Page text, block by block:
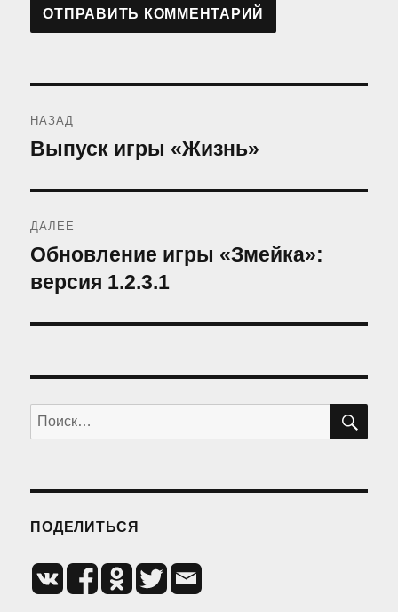
по
НАЗАД
Предыдущая
Выпуск игры «Жизнь»
ДАЛЕЕ
Следующая
запись:
Обновление игры «Змейка»:
версия 1.2.3.1
Искать:
ПОДЕЛИТЬСЯ